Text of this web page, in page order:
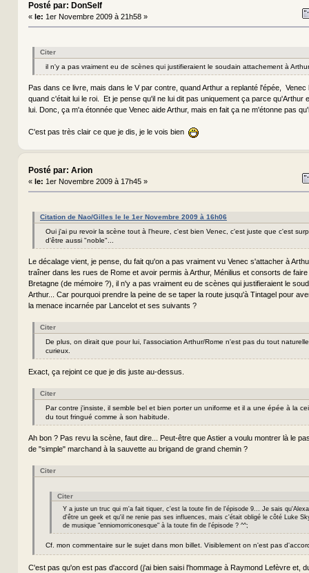
Posté par: DonSelf
« le: 1er Novembre 2009 à 21h58 »
Citer
il n'y a pas vraiment eu de scènes qui justifieraient le soudain attachement à
Pas dans ce livre, mais dans le V par contre, quand Arthur a replanté l'épée, Venec
quand c'était lui le roi. Et je pense qu'il ne lui dit pas uniquement ça parce qu'Arthur
lui. Donc, ça m'a étonnée que Venec aide Arthur, mais en fait ça ne m'étonne pas
C'est pas très clair ce que je dis, je le vois bien
Posté par: Arion
« le: 1er Novembre 2009 à 17h45 »
Citation de Nao/Gilles le le 1er Novembre 2009 à 16h06
Oui j'ai pu revoir la scène tout à l'heure, c'est bien Venec, c'est juste que c'est
d'être aussi "noble"...
Le décalage vient, je pense, du fait qu'on a pas vraiment vu Venec s'attacher à
traîner dans les rues de Rome et avoir permis à Arthur, Ménilius et consorts de
Bretagne (de mémoire ?), il n'y a pas vraiment eu de scènes qui justifieraient le
Arthur... Car pourquoi prendre la peine de se taper la route jusqu'à Tintagel pour
la menace incarnée par Lancelot et ses suivants ?
Citer
De plus, on dirait que pour lui, l'association Arthur/Rome n'est pas du tout
curieux.
Exact, ça rejoint ce que je dis juste au-dessus.
Citer
Par contre j'insiste, il semble bel et bien porter un uniforme et il a une épée à la
du tout fringué comme à son habitude.
Ah bon ? Pas revu la scène, faut dire... Peut-être que Astier a voulu montrer là le
de "simple" marchand à la sauvette au brigand de grand chemin ?
Citer
Citer
Y a juste un truc qui m'a fait tiquer, c'est la toute fin de l'épisode 9... Je sais
d'être un geek et qu'il ne renie pas ses influences, mais c'était obligé le côté Luke
de musique "enniomorriconesque" à la toute fin de l'épisode ? ^^;
Cf. mon commentaire sur le sujet dans mon billet. Visiblement on n'est pas
C'est pas qu'on est pas d'accord (j'ai bien saisi l'hommage à Raymond Lefèvre et,